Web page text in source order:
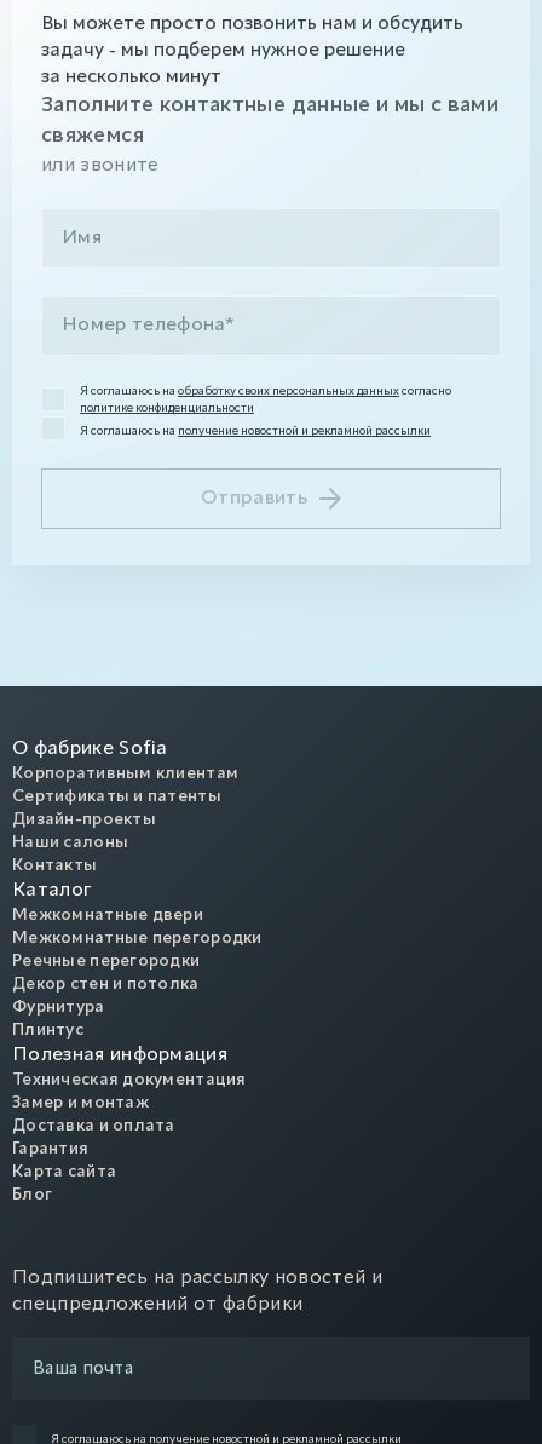
Вы можете просто позвонить нам и обсудить
задачу - мы подберем нужное решение
за несколько минут
Заполните контактные данные и мы с вами
свяжемся
или звоните
Я соглашаюсь на обработку своих персональных данных согласно
политике конфиденциальности
Я соглашаюсь на получение новостной и рекламной рассылки
Отправить
О фабрике Sofia
Корпоративным клиентам
Сертификаты и патенты
Дизайн-проекты
Наши салоны
Контакты
Каталог
Межкомнатные двери
Межкомнатные перегородки
Реечные перегородки
Декор стен и потолка
Фурнитура
Плинтус
Полезная информация
Техническая документация
Замер и монтаж
Доставка и оплата
Гарантия
Карта сайта
Блог
Подпишитесь на рассылку новостей и
спецпредложений от фабрики
Я соглашаюсь на получение новостной и рекламной рассылки